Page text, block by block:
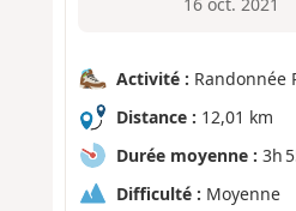
Activité : Randonnée
Distance : 12,01 km
Durée moyenne : 3h
Difficulté : Moyenne